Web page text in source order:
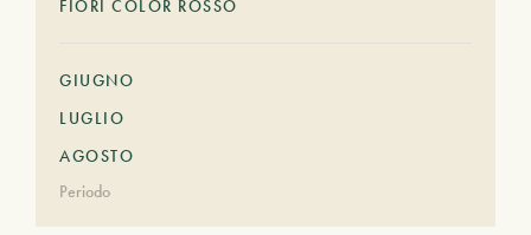
FIORI COLOR ROSSO
GIUGNO
LUGLIO
AGOSTO
Periodo